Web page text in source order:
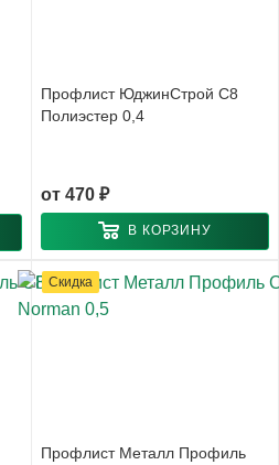
Профлист ЮджинСтрой С8
Полиэстер 0,4
от 470 ₽
В КОРЗИНУ
Скидка
Профлист Металл Профиль